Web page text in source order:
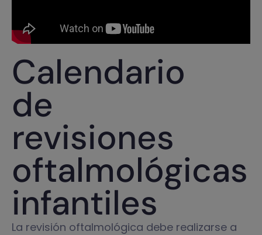
Calendario
de
revisiones
oftalmológicas
infantiles
La revisión oftalmológica debe realizarse a